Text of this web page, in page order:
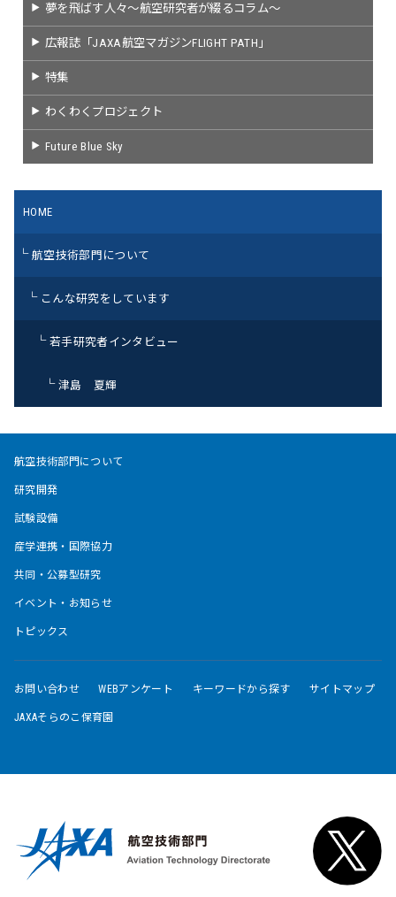
夢を飛ばす人々～航空研究者が綴るコラム～
広報誌「JAXA航空マガジンFLIGHT PATH」
特集
わくわくプロジェクト
Future Blue Sky
HOME
航空技術部門について
こんな研究をしています
若手研究者インタビュー
津島 夏輝
航空技術部門について
研究開発
試験設備
産学連携・国際協力
共同・公募型研究
イベント・お知らせ
トピックス
お問い合わせ WEBアンケート キーワードから探す サイトマップ
JAXAそらのこ保育園